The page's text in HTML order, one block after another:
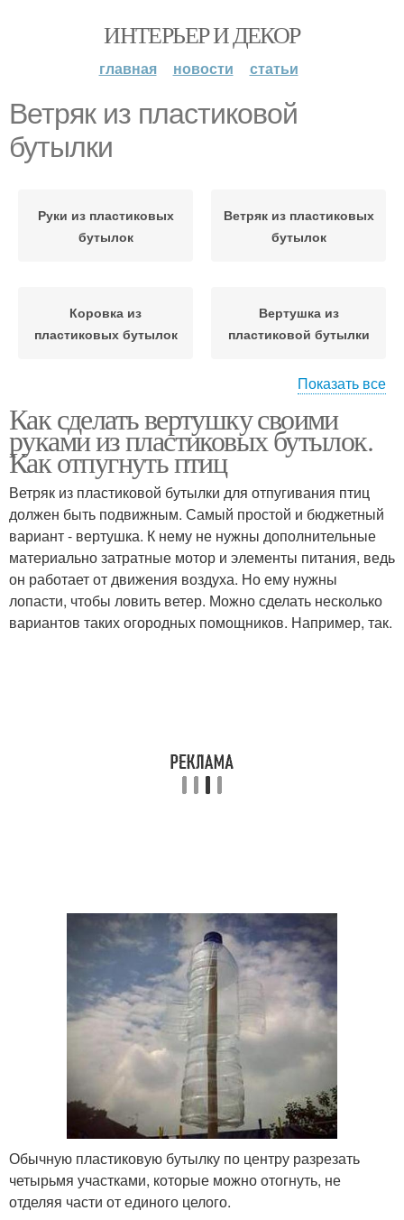
ИНТЕРЬЕР И ДЕКОР
главная новости статьи
Ветряк из пластиковой
бутылки
Руки из пластиковых
бутылок
Ветряк из пластиковых
бутылок
Коровка из
пластиковых бутылок
Вертушка из
пластиковой бутылки
Пластиковые бутылки
пластиковых ложек
Цвета из пластиковых
бутылок
Цвета из бутылок
Варианты из
пластиковых бутылок
Пластиковая бутылка
Показать все
Как сделать вертушку своими
руками из пластиковых бутылок.
Как отпугнуть птиц
Ветряк из пластиковой бутылки для отпугивания птиц
должен быть подвижным. Самый простой и бюджетный
вариант - вертушка. К нему не нужны дополнительные
материально затратные мотор и элементы питания, ведь
он работает от движения воздуха. Но ему нужны
лопасти, чтобы ловить ветер. Можно сделать несколько
вариантов таких огородных помощников. Например, так.
Обычную пластиковую бутылку по центру разрезать
четырьмя участками, которые можно отогнуть, не
отделяя части от единого целого.